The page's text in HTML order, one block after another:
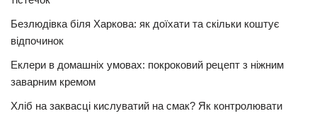
Безлюдівка біля Харкова: як доїхати та скільки коштує
відпочинок
Еклери в домашніх умовах: покроковий рецепт з ніжним
заварним кремом
Хліб на заквасці кислуватий на смак? Як контролювати